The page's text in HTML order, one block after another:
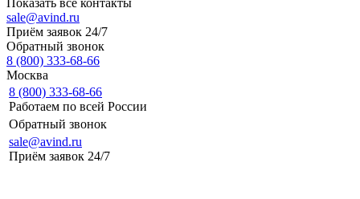
Показать все контакты
sale@avind.ru
Приём заявок 24/7
Обратный звонок
8 (800) 333-68-66
Москва
8 (800) 333-68-66
Работаем по всей России
Обратный звонок
sale@avind.ru
Приём заявок 24/7